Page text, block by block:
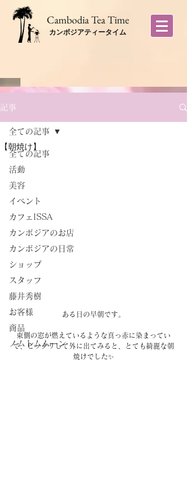
​Cambodia Tea Time
カンボジアティータイム
記事
全ての記事
活動
美容
イベント
カフェISSA
カンボジアのお店
カンボジアの日常
ショップ
スタッフ
藤井秀樹
お客様
商品
ノムトムムーン
全ての記事
【朝焼け】
ある日の早朝です。
東側の窓が燃えているような真っ赤に染まってい
て、ビックリして外に出てみると、とても綺麗な朝
焼けでした✨